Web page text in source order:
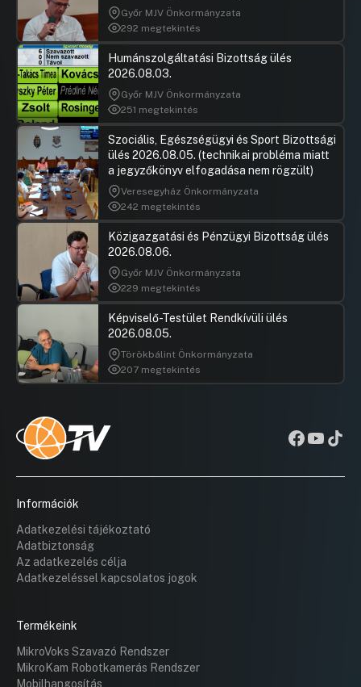
Győr MJV Önkormányzata
292 megtekintés
Humánszolgáltatási Bizottság ülés
2026.08.03.
Győr MJV Önkormányzata
251 megtekintés
Szociális, Egészségügyi és Sport Bizottsági
ülés 2026.08.05. (technikai probléma miatt
a jegyzőkönyv elfogadása nem rögzült)
Veresegyház Önkormányzata
242 megtekintés
Közigazgatási és Pénzügyi Bizottság ülés
2026.08.06.
Győr MJV Önkormányzata
229 megtekintés
Képviselő-Testület Rendkívüli ülés
2026.08.05.
Törökbálint Önkormányzata
207 megtekintés
Információk
Adatkezelési tájékoztató
Adatbiztonság
Az adatkezelés célja
Adatkezeléssel kapcsolatos jogok
Termékeink
MikroVoks Szavazó Rendszer
MikroKam Robotkamerás Rendszer
Mobilhangosítás